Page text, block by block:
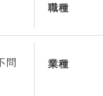
職種
問 業種